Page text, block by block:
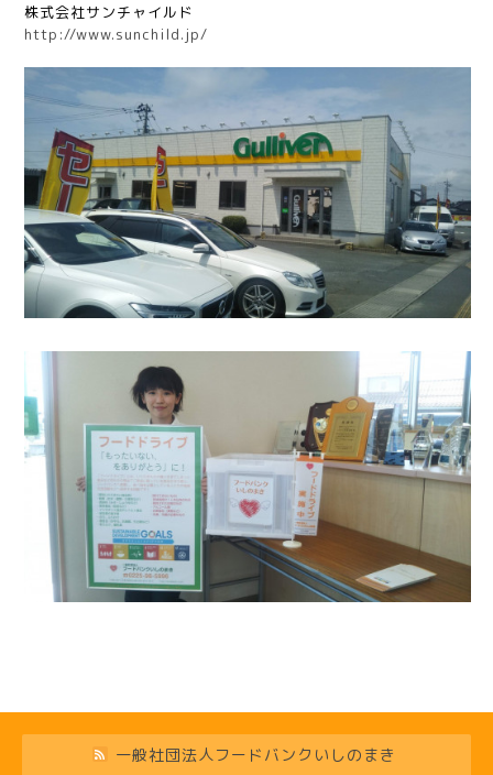
株式会社サンチャイルド
http://www.sunchild.jp/
一般社団法人フードバンクいしのまき